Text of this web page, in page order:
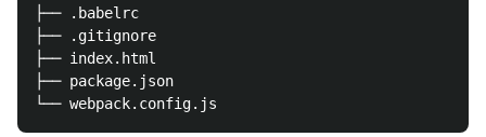
├── .babelrc
├── .gitignore
├── index.html
├── package.json